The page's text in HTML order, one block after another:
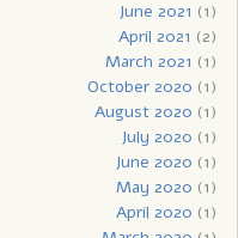
June 2021 (1)
April 2021 (2)
March 2021 (1)
October 2020 (1)
August 2020 (1)
July 2020 (1)
June 2020 (1)
May 2020 (1)
April 2020 (1)